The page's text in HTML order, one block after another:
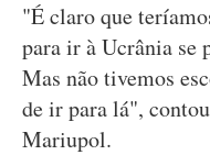
"É claro que
para ir à Ucrânia se
Mas não tivemos
de ir para lá",
Mariupol.